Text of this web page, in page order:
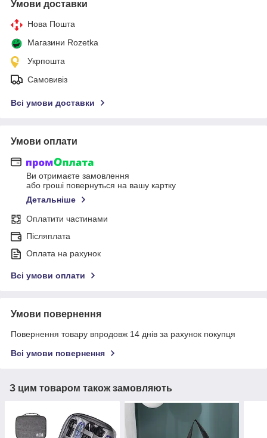
Умови доставки
Нова Пошта
Магазини Rozetka
Укрпошта
Самовивіз
Всі умови доставки
Умови оплати
Ви отримаєте замовлення
або гроші повернуться на вашу картку
Детальніше
Оплатити частинами
Післяплата
Оплата на рахунок
Всі умови оплати
Умови повернення
Повернення товару впродовж 14 днів за рахунок покупця
Всі умови повернення
З цим товаром також замовляють